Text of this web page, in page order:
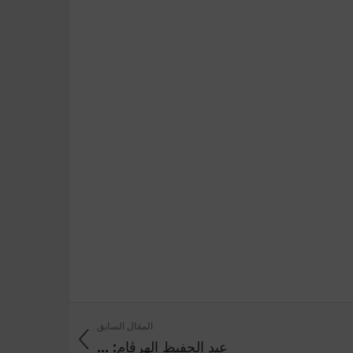
المقال السابق
عبد الحفيظ الهرڤام: ...